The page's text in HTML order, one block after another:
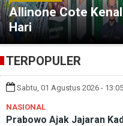
Allinone Cote
Hari
TERPOPULER
Sabtu, 01 Agustus 2026 -
NASIONAL
Prabowo Ajak Jajaran